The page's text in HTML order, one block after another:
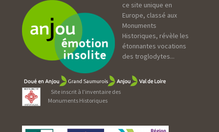
ce site unique en
Europe, classé aux
Monuments
Historiques, révèle les
étonnantes vocations
des troglodytes...
Site inscrit à l’inventaire des
Monuments Historiques